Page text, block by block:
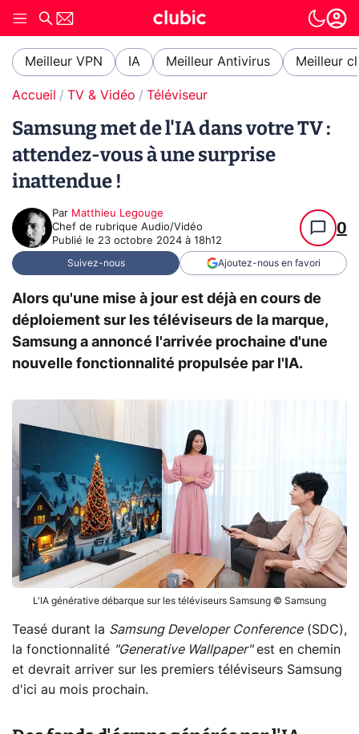
Meilleur VPN IA Meilleur Antivirus Meilleur
Accueil TV & Vidéo Téléviseur
Samsung met de l'IA dans votre TV :
attendez-vous à une surprise
inattendue !
Par Matthieu Legouge
Chef de rubrique Audio/Vidéo
Publié le 23 octobre 2024 à 18h12
0
Suivez-nous Ajoutez-nous en favori
Alors qu'une mise à jour est déjà en cours de
déploiement sur les téléviseurs de la marque,
Samsung a annoncé l'arrivée prochaine d'une
nouvelle fonctionnalité propulsée par l'IA.
L'IA générative débarque sur les téléviseurs Samsung © Samsung
Teasé durant la Samsung Developer Conference(SDC),
la fonctionnalité "Generative Wallpaper"est en chemin
et devrait arriver sur les premiers téléviseurs Samsung
d'ici au mois prochain.